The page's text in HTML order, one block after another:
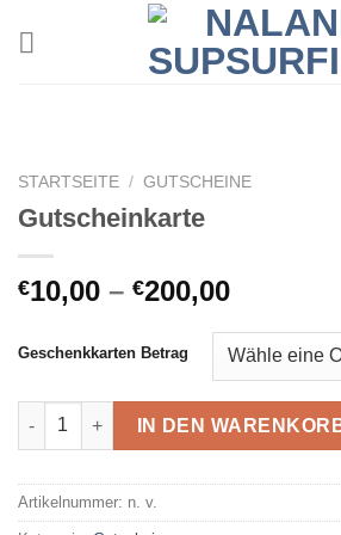
STARTSEITE / GUTSCHEINE
Gutscheinkarte
€10,00 – €200,00
bis
€200,00
Geschenkkarten Betrag
Gutscheinkarte Menge
IN DEN
Artikelnummer: n. v.